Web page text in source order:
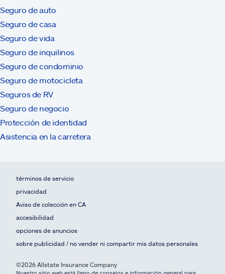
Seguro de auto
Seguro de casa
Seguro de vida
Seguro de inquilinos
Seguro de condominio
Seguro de motocicleta
Seguros de RV
Seguro de negocio
Protección de identidad
Asistencia en la carretera
términos de servicio
privacidad
Aviso de colección en CA
accesibilidad
opciones de anuncios
sobre publicidad / no vender ni compartir mis datos personales
©2026 Allstate Insurance Company
Nuestro sitio web está lleno de consejos e información general para